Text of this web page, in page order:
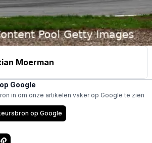
Moerman
Google
in om onze artikelen vaker op Google te zien
op Google